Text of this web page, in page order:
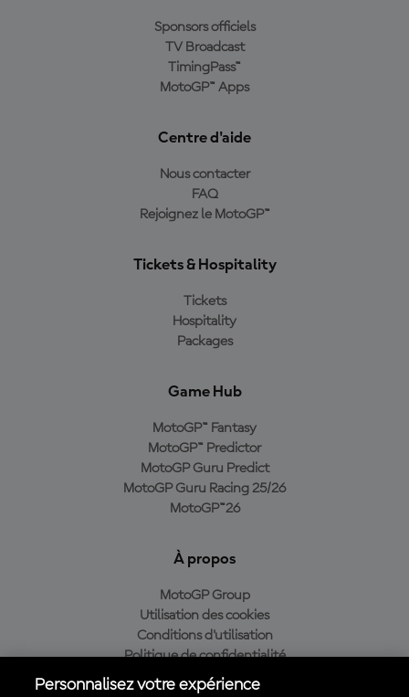
Sponsors officiels
TV Broadcast
TimingPass™
MotoGP™ Apps
Centre d'aide
Nous contacter
FAQ
Rejoignez le MotoGP™
Tickets & Hospitality
Tickets
Hospitality
Packages
Game Hub
MotoGP™ Fantasy
MotoGP™ Predictor
MotoGP Guru Predict
MotoGP Guru Racing 25/26
MotoGP™26
À propos
MotoGP Group
Utilisation des cookies
Conditions d'utilisation
Politique de confidentialité
Politique d’achat
Personnalisez votre expérience